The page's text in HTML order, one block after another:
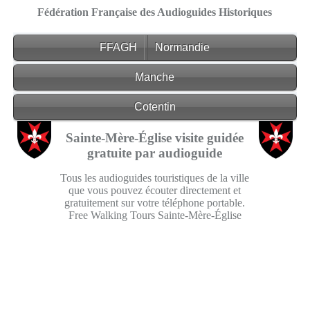
Fédération Française des Audioguides Historiques
FFAGH Normandie
Manche
Cotentin
Sainte-Mère-Église visite guidée
gratuite par audioguide
Tous les audioguides touristiques de la ville
que vous pouvez écouter directement et
gratuitement sur votre téléphone portable.
Free Walking Tours Sainte-Mère-Église